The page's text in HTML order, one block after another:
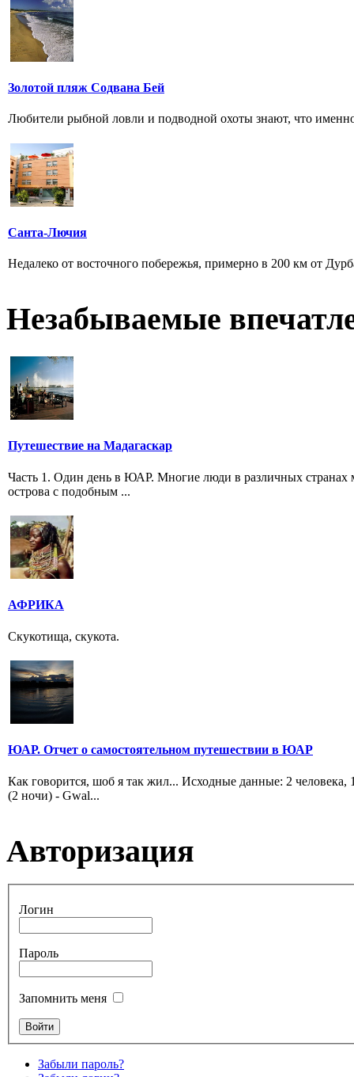
Золотой пляж Содвана Бей
Любители рыбной ловли и подводной охоты знают, что
Санта-Лючия
Недалеко от восточного побережья, примерно в 200 км от
Незабываемые
Путешествие на Мадагаскар
Часть 1. Один день в ЮАР. Многие люди в различных странах
острова с подобным ...
АФРИКА
Скукотища, скукота.
ЮАР. Отчет о самостоятельном путешествии в ЮАР
Как говорится, шоб я так жил... Исходные данные: 2
(2 ночи) - Gwal...
Авторизация
Логин
Пароль
Запомнить меня
Забыли пароль?